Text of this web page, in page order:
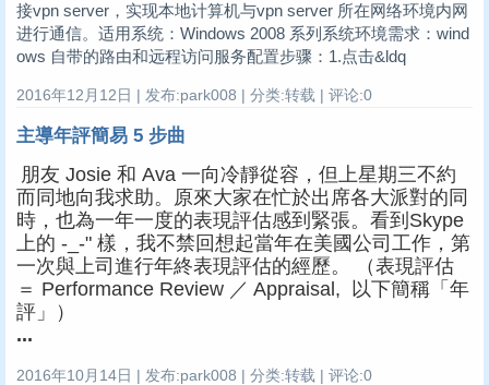
接vpn server，实现本地计算机与vpn server 所在网络环境内网
进行通信。适用系统：Windows 2008 系列系统环境需求：wind
ows 自带的路由和远程访问服务配置步骤：1.点击&ldq
2016年12月12日 | 发布:park008 | 分类:转载 | 评论:0
主導年評簡易 5 步曲
朋友 Josie 和 Ava 一向冷靜從容，但上星期三不約
而同地向我求助。原來大家在忙於出席各大派對的同
時，也為一年一度的表現評估感到緊張。看到Skype
上的 -_-" 樣，我不禁回想起當年在美國公司工作，第
一次與上司進行年終表現評估的經歷。 （表現評估
＝ Performance Review ／ Appraisal,  以下簡稱「年
評」）
...
2016年10月14日 | 发布:park008 | 分类:转载 | 评论:0